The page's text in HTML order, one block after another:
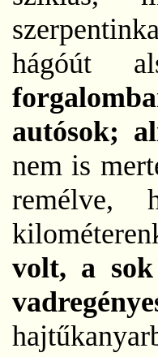
hágóút
autósok;
nem is
remélve,
volt, a